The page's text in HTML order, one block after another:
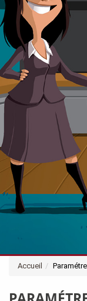
Accueil